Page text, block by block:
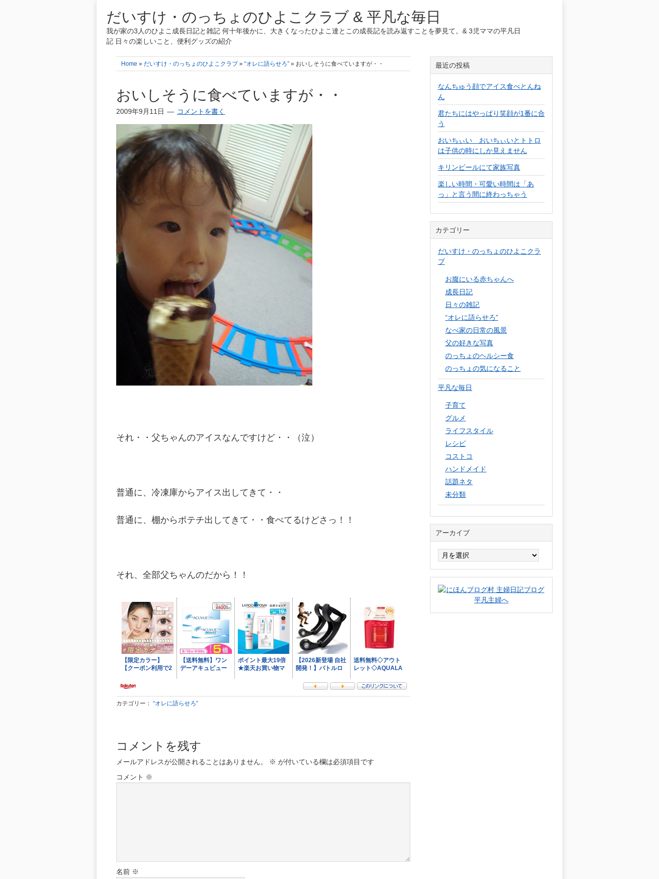
だいすけ・のっちょのひよこクラブ & 平凡な毎日
我が家の3人のひよこ成長日記と雑記 何十年後かに、大きくなったひよこ達とこの成長記を読み返すことを夢見て。& 3児ママの平凡日
記 日々の楽しいこと、便利グッズの紹介
Home » だいすけ・のっちょのひよこクラブ » “オレに語らせろ” » おいしそうに食べていますが・・
おいしそうに食べていますが・・
2009年9月11日 コメントを書く
それ・・父ちゃんのアイスなんですけど・・（泣）
普通に、冷凍庫からアイス出してきて・・
普通に、棚からポテチ出してきて・・食べてるけどさっ！！
それ、全部父ちゃんのだから！！
カテゴリー： “オレに語らせろ”
コメントを残す
メールアドレスが公開されることはありません。 ※ が付いている欄は必須項目です
コメント ※
名前 ※
最近の投稿
なんちゅう顔でアイス食べとんね
ん
君たちにはやっぱり笑顔が1番に合
う
おいちぃい おいちぃいとトトロ
は子供の時にしか見えません
キリンビールにて家族写真
楽しい時間・可愛い時間は「あ
っ」と言う間に終わっちゃう
カテゴリー
だいすけ・のっちょのひよこクラ
ブ
お腹にいる赤ちゃんへ
成長日記
日々の雑記
“オレに語らせろ”
なべ家の日常の風景
父の好きな写真
のっちょのヘルシー食
のっちょの気になること
平凡な毎日
子育て
グルメ
ライフスタイル
レシピ
コストコ
ハンドメイド
話題ネタ
未分類
アーカイブ
イ